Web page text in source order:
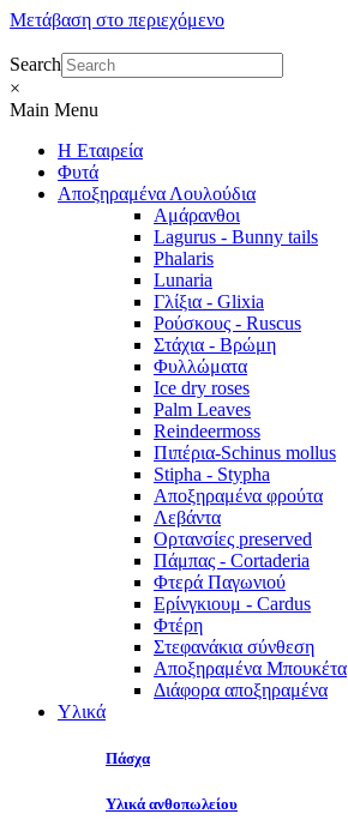
Μετάβαση στο περιεχόμενο
Search
×
Main Menu
Η Εταιρεία
Φυτά
Αποξηραμένα Λουλούδια
Αμάρανθοι
Lagurus - Bunny tails
Phalaris
Lunaria
Γλίξια - Glixia
Ρούσκους - Ruscus
Στάχια - Βρώμη
Φυλλώματα
Ice dry roses
Palm Leaves
Reindeermoss
Πιπέρια-Schinus mollus
Stipha - Stypha
Αποξηραμένα φρούτα
Λεβάντα
Ορτανσίες preserved
Πάμπας - Cortaderia
Φτερά Παγωνιού
Ερίνγκιουμ - Cardus
Φτέρη
Στεφανάκια σύνθεση
Αποξηραμένα Μπουκέτα
Διάφορα αποξηραμένα
Υλικά
Πάσχα
Υλικά ανθοπωλείου